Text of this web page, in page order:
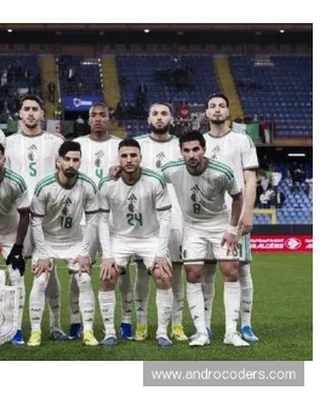
名确定：奥地利凭
尔及利亚